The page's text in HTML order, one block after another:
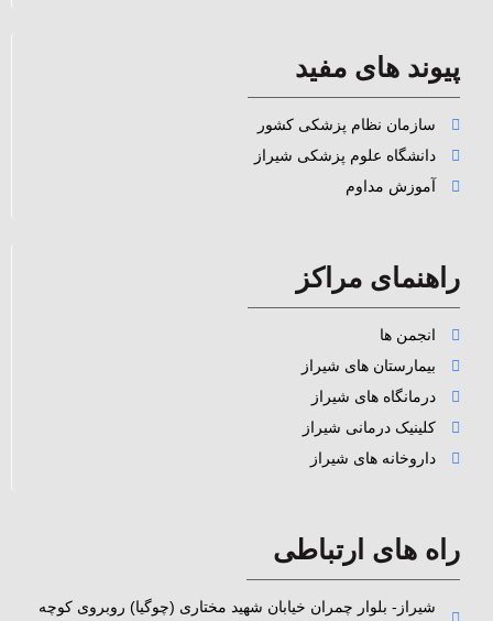
پیوند های مفید
سازمان نظام پزشکی کشور
دانشگاه علوم پزشکی شیراز
آموزش مداوم
راهنمای مراکز
انجمن ها
بیمارستان های شیراز
درمانگاه های شیراز
کلینیک درمانی شیراز
داروخانه های شیراز
راه های ارتباطی
شیراز- بلوار چمران خیابان شهید مختاری (چوگیا) روبروی کوچه